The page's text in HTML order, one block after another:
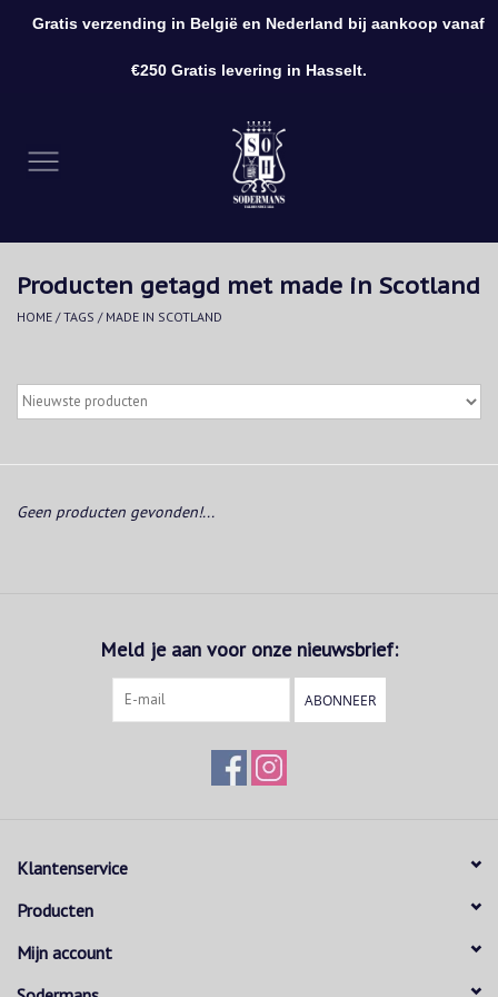
Kleding
Accessoires
Producten getagd met made in Scotland
HOME /TAGS / MADE IN SCOTLAND
Geen producten gevonden!...
Meld je aan voor onze nieuwsbrief:
ABONNEER
Klantenservice
Producten
Mijn account
Gratis verzending in België en Nederland bij aankoop vanaf
€250 Gratis levering in Hasselt.